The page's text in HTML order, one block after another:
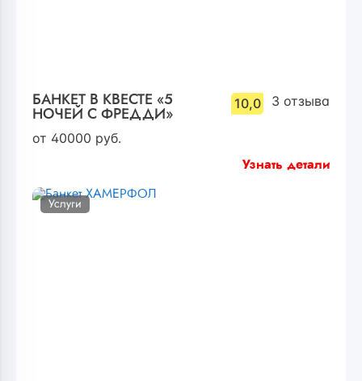
БАНКЕТ В КВЕСТЕ «5
НОЧЕЙ С ФРЕДДИ»
10,0 3 отзыва
от 40000 руб.
Узнать детали
Услуги